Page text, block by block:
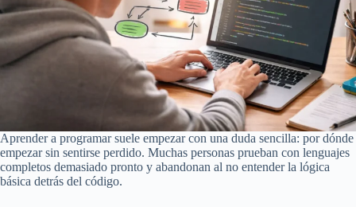
Aprender a programar suele empezar con una duda sencilla: por dónde
empezar sin sentirse perdido. Muchas personas prueban con lenguajes
completos demasiado pronto y abandonan al no entender la lógica
básica detrás del código.